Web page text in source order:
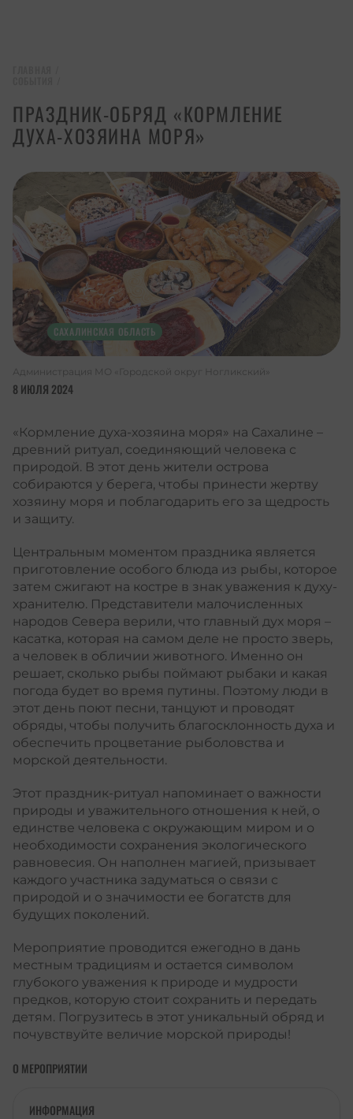
ПРАЗДНИК-ОБРЯД «КОРМЛЕНИЕ
ДУХА-ХОЗЯИНА МОРЯ»
САХАЛИНСКАЯ ОБЛАСТЬ
8 ИЮЛЯ 2024
Администрация МО «Городской округ Ногликский»
«Кормление духа-хозяина моря» на Сахалине –
древний ритуал, соединяющий человека с
природой. В этот день жители острова
собираются у берега, чтобы принести жертву
хозяину моря и поблагодарить его за щедрость
и защиту.
Центральным моментом праздника является
приготовление особого блюда из рыбы, которое
затем сжигают на костре в знак уважения к духу-
хранителю. Представители малочисленных
народов Севера верили, что главный дух моря –
касатка, которая на самом деле не просто зверь,
а человек в обличии животного. Именно он
решает, сколько рыбы поймают рыбаки и какая
погода будет во время путины. Поэтому люди в
этот день поют песни, танцуют и проводят
обряды, чтобы получить благосклонность духа и
обеспечить процветание рыболовства и
морской деятельности.
Этот праздник-ритуал напоминает о важности
природы и уважительного отношения к ней, о
единстве человека с окружающим миром и о
необходимости сохранения экологического
равновесия. Он наполнен магией, призывает
каждого участника задуматься о связи с
природой и о значимости ее богатств для
будущих поколений.
Мероприятие проводится ежегодно в дань
местным традициям и остается символом
глубокого уважения к природе и мудрости
предков, которую стоит сохранить и передать
детям. Погрузитесь в этот уникальный обряд и
почувствуйте величие морской природы!
О МЕРОПРИЯТИИ
ИНФОРМАЦИЯ